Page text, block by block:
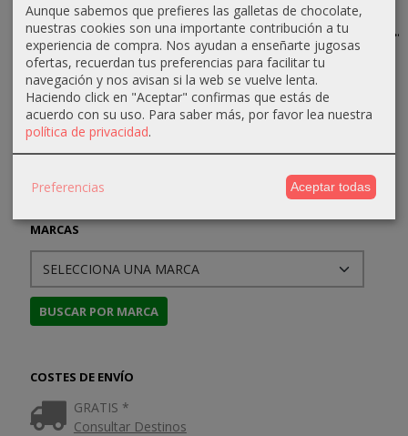
MARCAS
COSTES DE ENVÍO
GRATIS *
Consultar Destinos
12,35 €
13,00 €
14,25 €
15,00 €
13,30 €
14,00 €
gráfica
oficial de...
20,80 €
Aunque sabemos que prefieres las galletas de chocolate,
nuestras cookies son una importante contribución a tu
experiencia de compra. Nos ayudan a enseñarte jugosas
ofertas, recuerdan tus preferencias para facilitar tu
navegación y nos avisan si la web se vuelve lenta.
Haciendo click en "Aceptar" confirmas que estás de
acuerdo con su uso. Para saber más, por favor lea nuestra
política de privacidad.
Preferencias Aceptar todas